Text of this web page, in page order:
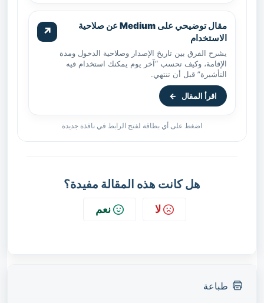
مقال توضيحي على Medium عن صلاحية
الاستخدام
↗
يشرح الفرق بين تاريخ الإصدار وصلاحية الدخول ومدة
الإقامة، وكيف تحسب “آخر يوم يمكنك استخدام فيه
التأشيرة” قبل أن تنتهي.
اقرأ المقال ←
اضغط على أي بطاقة لفتح الرابط في نافذة جديدة
هل كانت هذه المقالة مفيدة؟
لا نعم
طباعة